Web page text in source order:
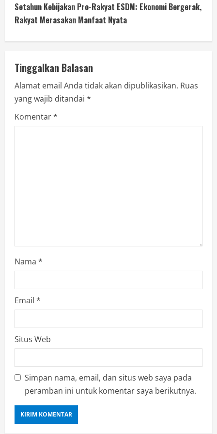
Setahun Kebijakan Pro-Rakyat ESDM: Ekonomi Bergerak,
Rakyat Merasakan Manfaat Nyata
Tinggalkan Balasan
Alamat email Anda tidak akan dipublikasikan. Ruas
yang wajib ditandai *
Komentar*
Nama *
Email *
Situs Web
Simpan nama, email, dan situs web saya pada
peramban ini untuk komentar saya berikutnya.